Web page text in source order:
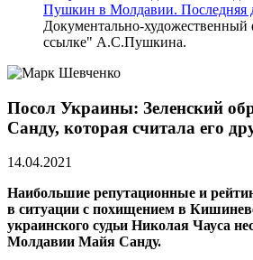
Пушкин в Молдавии. Последняя
Документально-художественный
ссылке" А.С.Пушкина.
Посол Украины: Зеленский
Санду, которая считала его
14.04.2021
Наибольшие репутационные и
в ситуации с похищением в
украинского судьи Николая Чауса
Молдавии Майя Санду.